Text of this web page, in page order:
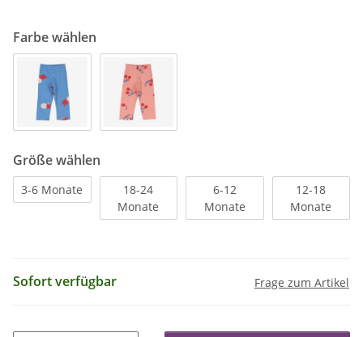
Farbe wählen
Größe wählen
3-6 Monate
18-24
Monate
6-12
Monate
12-18
Monate
Sofort verfügbar Frage zum Artikel